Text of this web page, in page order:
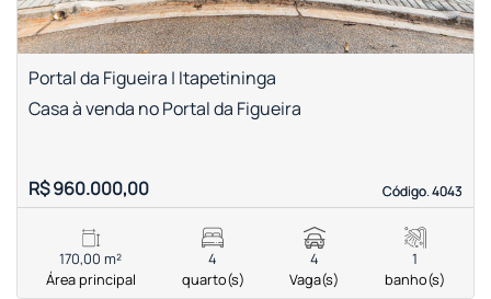
Portal da Figueira | Itapetininga
Código. 4043
Código. 4043
Casa à venda no Portal da Figueira
R$ 960.000,00
170,00 m²
Área principal
4
quarto(s)
4
Vaga(s)
1
banho(s)